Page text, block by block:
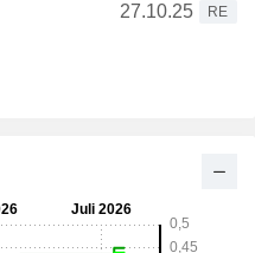
27.10.25
RE